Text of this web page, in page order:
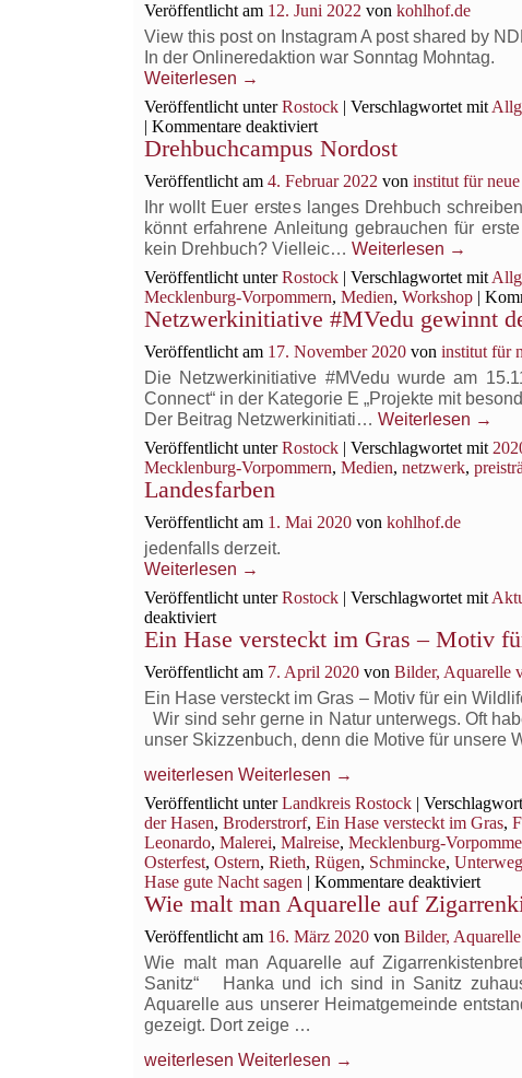
erklärt
der
SZ-
Kongress
Veröffentlicht am 12. Juni 2022 von kohlhof.de
View this post on Instagram A post shared by
In der Onlineredaktion war Sonntag Mohntag.
Weiterlesen →
Veröffentlicht unter Rostock | Verschlagwortet mit
| Kommentare deaktiviertfür
Mohntag
Drehbuchcampus Nordost
Veröffentlicht am 4. Februar 2022 von institut für
Ihr wollt Euer erstes langes Drehbuch
könnt erfahrene Anleitung gebrauchen für
kein Drehbuch? Vielleic… Weiterlesen →
Veröffentlicht unter Rostock | Verschlagwortet mit
Mecklenburg-Vorpommern, Medien, Workshop |
Netzwerkinitiative #MVedu gewinnt
Veröffentlicht am 17. November 2020 von institut für
Die Netzwerkinitiative #MVedu wurde am
Connect“ in der Kategorie E „Projekte mit
Der Beitrag Netzwerkinitiati… Weiterlesen →
Veröffentlicht unter Rostock | Verschlagwortet mit
Mecklenburg-Vorpommern, Medien, netzwerk,
Landesfarben
Veröffentlicht am 1. Mai 2020 von kohlhof.de
jedenfalls derzeit.
Weiterlesen →
Veröffentlicht unter Rostock | Verschlagwortet mit
deaktiviertfür
Landesfarben
Ein Hase versteckt im Gras – Motiv
Veröffentlicht am 7. April 2020 von Bilder, Aquarelle
Ein Hase versteckt im Gras – Motiv für ein
Wir sind sehr gerne in Natur unterwegs. Oft
unser Skizzenbuch, denn die Motive für
weiterlesen Weiterlesen →
Veröffentlicht unter Landkreis Rostock |
der Hasen, Broderstrorf, Ein Hase versteckt im Gras,
Leonardo, Malerei, Malreise, Mecklenburg-
Osterfest, Ostern, Rieth, Rügen, Schmincke,
Hase gute Nacht sagen | Kommentare deaktiviertfür
Ein
im
Gras
–
Wie malt man Aquarelle auf
Veröffentlicht am 16. März 2020 von Bilder,
Wie malt man Aquarelle auf
Sanitz“ Hanka und ich sind in Sanitz
Aquarelle aus unserer Heimatgemeinde
gezeigt. Dort zeige …
weiterlesen Weiterlesen →